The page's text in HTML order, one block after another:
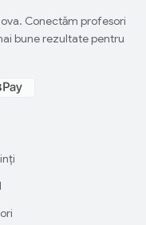
Conectăm profesori
bune rezultate pentru